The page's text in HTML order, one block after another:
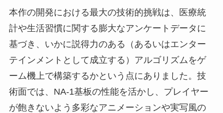
本作の開発における最大の技術的挑戦は、医療統
計や生活習慣に関する膨大なアンケートデータに
基づき、いかに説得力のある（あるいはエンター
テインメントとして成立する）アルゴリズムをゲ
ーム機上で構築するかという点にありました。技
術面では、NA-1基板の性能を活かし、プレイヤー
が飽きないよう多彩なアニメーションや実写風の